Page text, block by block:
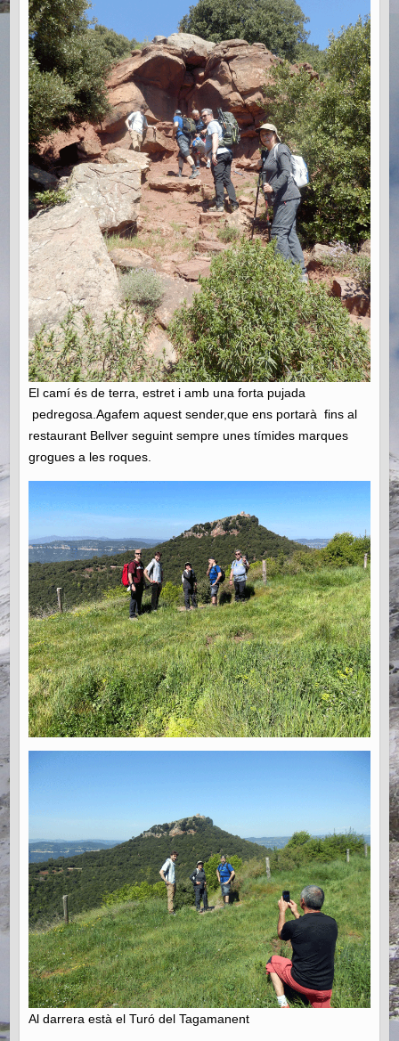
El camí és de terra, estret i amb una forta pujada
pedregosa.Agafem aquest sender,que ens portarà fins al
restaurant Bellver seguint sempre unes tímides marques
grogues a les roques.
Al darrera està el Turó del Tagamanent